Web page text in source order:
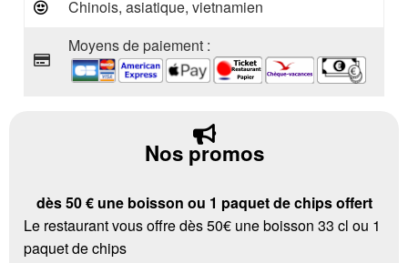
Chinois, asiatique, vietnamien
Moyens de paiement :
Nos promos
dès 50 € une boisson ou 1 paquet de chips offert
Le restaurant vous offre dès 50€ une boisson 33 cl ou 1
paquet de chips